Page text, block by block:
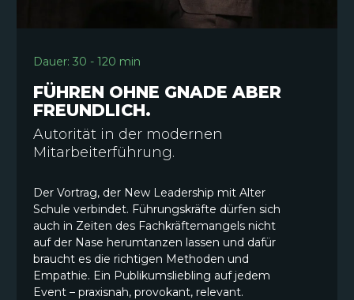
Dauer: 30 - 120 min
FÜHREN OHNE GNADE ABER
FREUNDLICH.
Autorität in der modernen
Mitarbeiterführung.
Der Vortrag, der New Leadership mit Alter
Schule verbindet. Führungskräfte dürfen sich
auch in Zeiten des Fachkräftemangels nicht
auf der Nase herumtanzen lassen und dafür
braucht es die richtigen Methoden und
Empathie. Ein Publikumsliebling auf jedem
Event – praxisnah, provokant, relevant.